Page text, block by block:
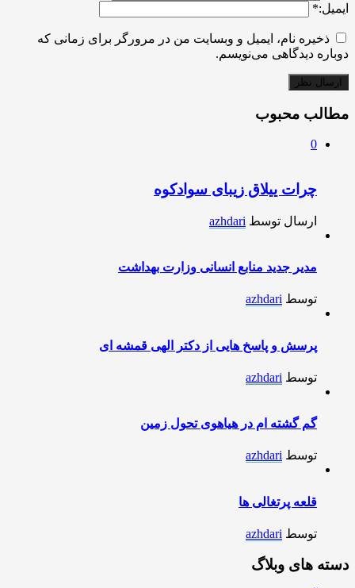
ایمیل:*
ذخیره نام، ایمیل و وبسایت من در مرورگر برای زمانی که
دوباره دیدگاهی می‌نویسم.
مطالب محبوب
0
چرات ییلاق زیبای سوادکوه
ارسال توسط azhdari
مدیر جدید منابع انسانی وزارت بهداشت
توسط azhdari
پرسش و پاسخ هایی از دکتر الهی قمشه ای
توسط azhdari
گم گشته ام در هیاهوی تحول زمین
توسط azhdari
قلعه پرتغالی ها
توسط azhdari
دسته های وبلاگ